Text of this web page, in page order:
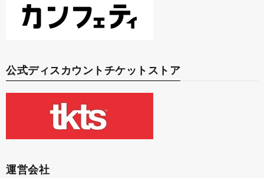
公式ディスカウントチケットストア
運営会社